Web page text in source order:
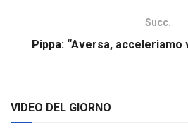
Succ.
Pippa: “Aversa, acceleriamo
VIDEO DEL GIORNO